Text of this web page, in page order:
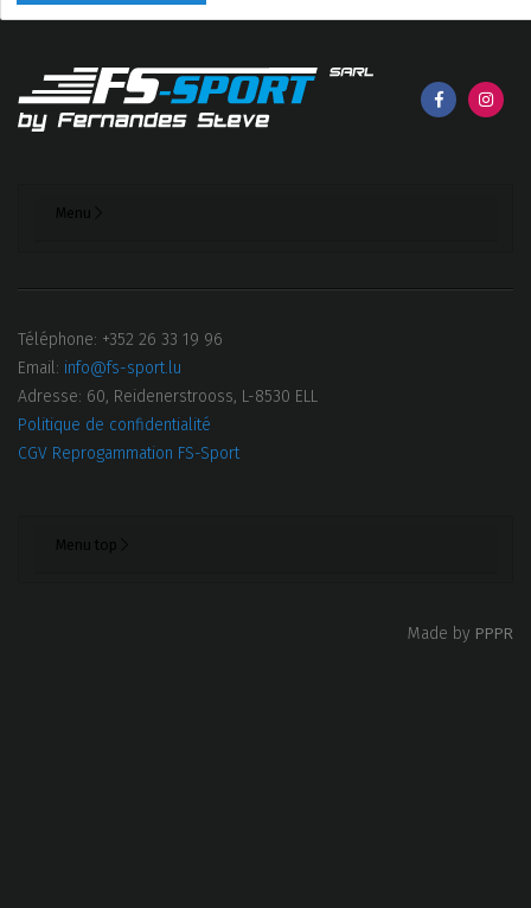
Menu
Téléphone: +352 26 33 19 96
Email: info@fs-sport.lu
Adresse: 60, Reidenerstrooss, L-8530 ELL
Politique de confidentialité
CGV Reprogammation FS-Sport
Menu top
Made by PPPR